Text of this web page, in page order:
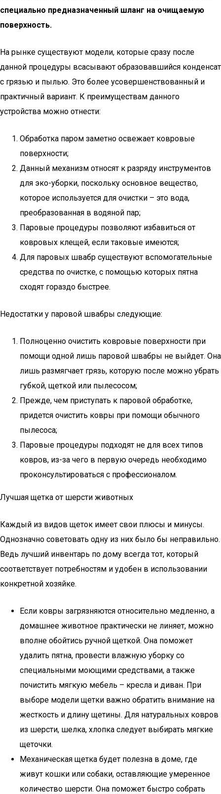
специально предназначенный шланг на очищаемую
поверхность.
На рынке существуют модели, которые сразу после
данной процедуры всасывают образовавшийся конденсат
с грязью и пылью. Это более усовершенствованный и
практичный вариант. К преимуществам данного
устройства можно отнести:
Обработка паром заметно освежает ковровые
поверхности;
Данный механизм относят к разряду инструментов
для эко-уборки, поскольку основное вещество,
которое используется для очистки – это вода,
преобразованная в водяной пар;
Паровые процедуры позволяют избавиться от
ковровых клещей, если таковые имеются;
Для паровых швабр существуют вспомогательные
средства по очистке, с помощью которых пятна
сходят гораздо быстрее.
Недостатки у паровой швабры следующие:
Полноценно очистить ковровые поверхности при
помощи одной лишь паровой швабры не выйдет. Она
лишь размягчает грязь, которую после можно убрать
губкой, щеткой или пылесосом;
Прежде, чем приступать к паровой обработке,
придется очистить ковры при помощи обычного
пылесоса;
Паровые процедуры подходят не для всех типов
ковров, из-за чего в первую очередь необходимо
проконсультироваться с профессионалом.
Лучшая щетка от шерсти животных
Каждый из видов щеток имеет свои плюсы и минусы.
Однозначно советовать одну из них было бы неправильно.
Ведь лучший инвентарь по дому всегда тот, который
соответствует потребностям и удобен в использовании
конкретной хозяйке.
Если ковры загрязняются относительно медленно, а
домашнее животное практически не линяет, можно
вполне обойтись ручной щеткой. Она поможет
удалить пятна, провести влажную уборку со
специальными моющими средствами, а также
почистить мягкую мебель – кресла и диван. При
выборе модели щетки важно обратить внимание на
жесткость и длину щетины. Для натуральных ковров
из шерсти, шелка, хлопка следует выбирать мягкие
щеточки.
Механическая щетка будет полезна в доме, где
живут кошки или собаки, оставляющие умеренное
количество шерсти. Она поможет быстро собрать